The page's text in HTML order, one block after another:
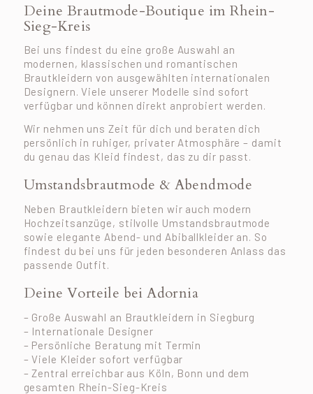
Deine Brautmode-Boutique im Rhein-
Sieg-Kreis
Bei uns findest du eine große Auswahl an
modernen, klassischen und romantischen
Brautkleidern von ausgewählten internationalen
Designern. Viele unserer Modelle sind sofort
verfügbar und können direkt anprobiert werden.
Wir nehmen uns Zeit für dich und beraten dich
persönlich in ruhiger, privater Atmosphäre – damit
du genau das Kleid findest, das zu dir passt.
Umstandsbrautmode & Abendmode
Neben Brautkleidern bieten wir auch modern
Hochzeitsanzüge, stilvolle Umstandsbrautmode
sowie elegante Abend- und Abiballkleider an. So
findest du bei uns für jeden besonderen Anlass das
passende Outfit.
Deine Vorteile bei Adornia
– Große Auswahl an Brautkleidern in Siegburg
– Internationale Designer
– Persönliche Beratung mit Termin
– Viele Kleider sofort verfügbar
– Zentral erreichbar aus Köln, Bonn und dem
gesamten Rhein-Sieg-Kreis